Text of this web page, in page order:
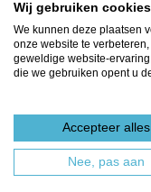
Wij gebruiken cookies
We kunnen deze plaatsen
onze website te
geweldige website-
die we gebruiken opent u
Accepteer alles
Nee, pas aan